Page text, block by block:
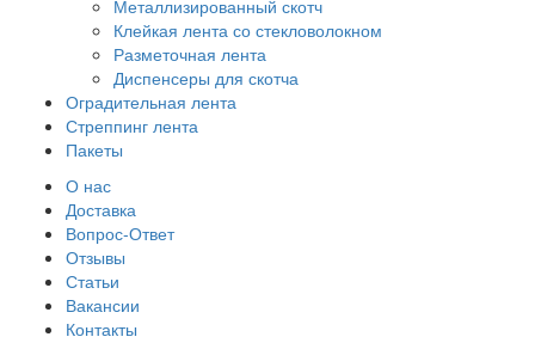
Металлизированный скотч
Клейкая лента со стекловолокном
Разметочная лента
Диспенсеры для скотча
Оградительная лента
Стреппинг лента
Пакеты
О нас
Доставка
Вопрос-Ответ
Отзывы
Статьи
Вакансии
Контакты